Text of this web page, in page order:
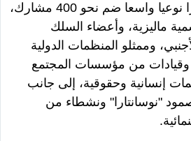
وشهدت الفعالية حضورا نوعيا واسعا ضم نحو 400 مشارك،
ماليزية، وأعضاء السلك
وممثلو المنظمات الدولية
وقيادات من مؤسسات المجتمع
إنسانية وحقوقية، إلى جانب
"نوسانتارا" ونشطاء من